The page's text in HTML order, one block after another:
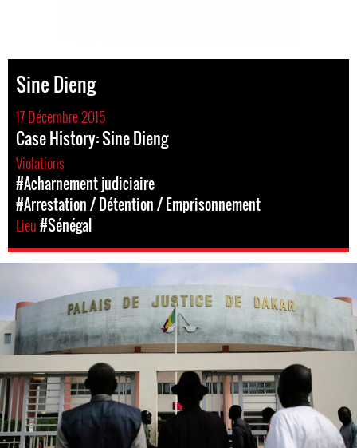
Sine Dieng
17 Décembre 2015
Case History: Sine Dieng
Violations
#Acharnement judiciaire
#Arrestation / Détention / Emprisonnement
Lieu#Sénégal
senegal-
general-
context.jpg